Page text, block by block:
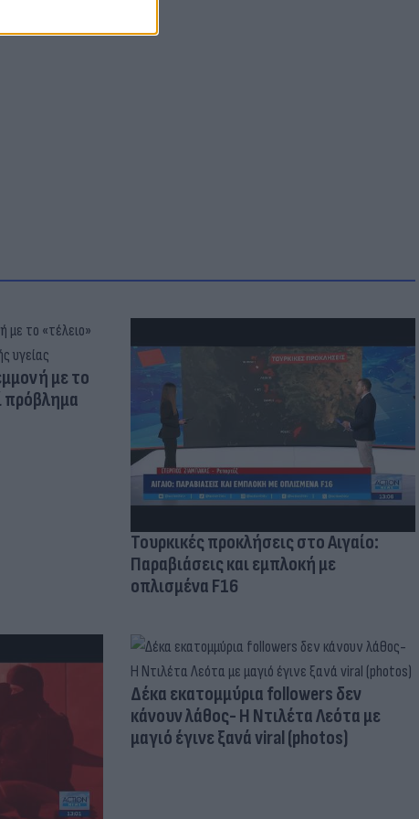
με το
πρόβλημα
Τουρκικές προκλήσεις στο Αιγαίο:
Παραβιάσεις και εμπλοκή με
οπλισμένα F16
Δέκα εκατομμύρια followers δεν
κάνουν λάθος- Η Ντιλέτα Λεότα με
μαγιό έγινε ξανά viral (photos)